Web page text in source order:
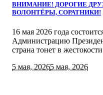
ВНИМАНИЕ! ДОРОГИЕ
ВОЛОНТЁРЫ, СОРАТНИКИ!
16 мая 2026 года
Администрацию
страна тонет в
5 мая, 20265 мая, 2026